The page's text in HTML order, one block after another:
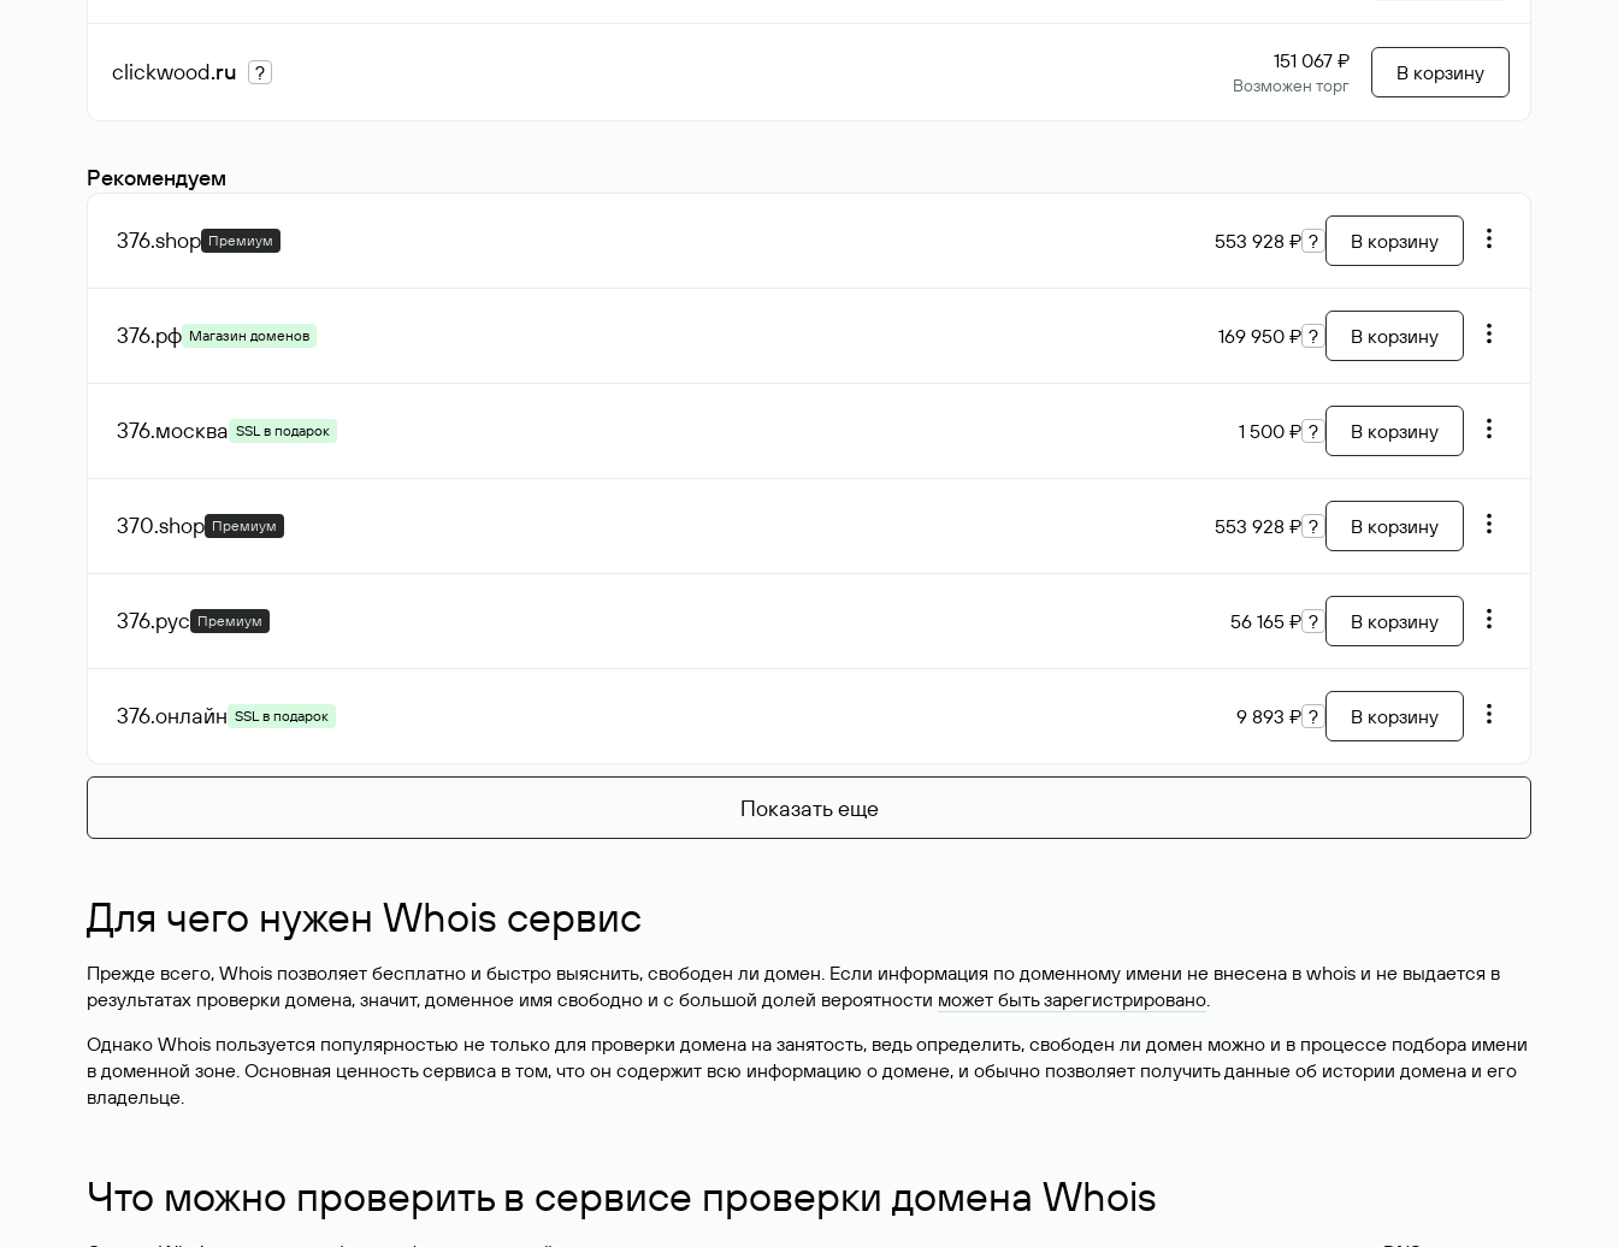
clickwood.ru ? 151 067 ₽
Возможен торг
В корзину
Рекомендуем
376.shop Премиум 553 928 ₽ ? В корзину
376.рф Магазин доменов 169 950 ₽ ? В корзину
376.москва SSL в подарок 1 500 ₽ ? В корзину
370.shop Премиум 553 928 ₽ ? В корзину
376.рус Премиум 56 165 ₽ ? В корзину
376.онлайн SSL в подарок 9 893 ₽ ? В корзину
Показать еще
Для чего нужен Whois сервис
Прежде всего, Whois позволяет бесплатно и быстро выяснить, свободен ли домен. Если информация по доменному имени не внесена в whois и не выдается в
результатах проверки домена, значит, доменное имя свободно и с большой долей вероятности может быть зарегистрировано.
Однако Whois пользуется популярностью не только для проверки домена на занятость, ведь определить, свободен ли домен можно и в процессе подбора имени
в доменной зоне. Основная ценность сервиса в том, что он содержит всю информацию о домене, и обычно позволяет получить данные об истории домена и его
владельце.
Что можно проверить в сервисе проверки домена Whois